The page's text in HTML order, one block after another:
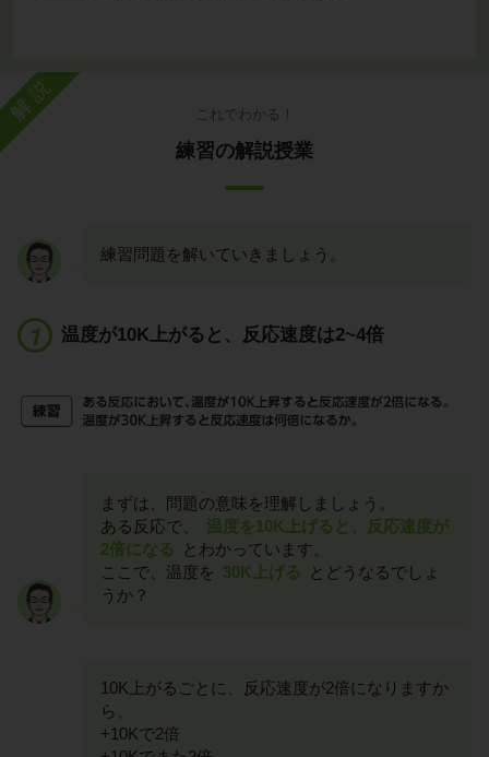
解説 これでわかる！
練習の解説授業
練習問題を解いていきましょう。
温度が10K上がると、反応速度は2~4倍
まずは、問題の意味を理解しましょう。
ある反応で、
温度を10K上げると、反応速度が
2倍になる
とわかっています。
ここで、温度を 30K上げる
とどうなるでしょ
うか？
10K上がるごとに、反応速度が2倍になりますか
ら、
+10Kで2倍